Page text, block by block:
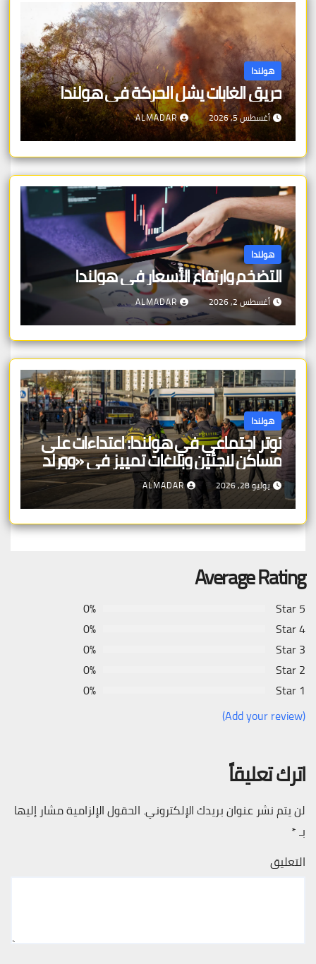
هولندا
حريق الغابات يشل الحركة في هولندا
أغسطس 5, 2026 ALMADAR
هولندا
التضخم وارتفاع الأسعار في هولندا
أغسطس 2, 2026 ALMADAR
هولندا
توتر اجتماعي في هولندا: اعتداءات على
مساكن لاجئين وبلاغات تمييز في «وورلد
برايد»
يوليو 28, 2026 ALMADAR
Average Rating
5 Star
0%
4 Star
0%
3 Star
0%
2 Star
0%
1 Star
0%
(Add your review)
اترك تعليقاً
لن يتم نشر عنوان بريدك الإلكتروني. الحقول الإلزامية مشار إليها
بـ*
التعليق